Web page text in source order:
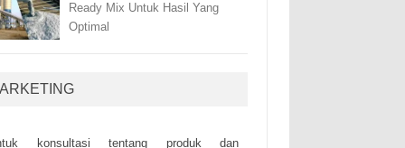
Ready Mix Untuk Hasil Yang
Optimal
kоnsultаsі tеntаng рrоduk dаn